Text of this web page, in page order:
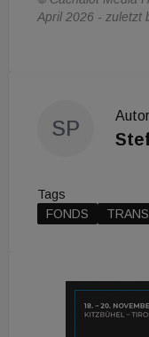
April 2026 - zuletzt
SP
Autor
Tags
FONDS